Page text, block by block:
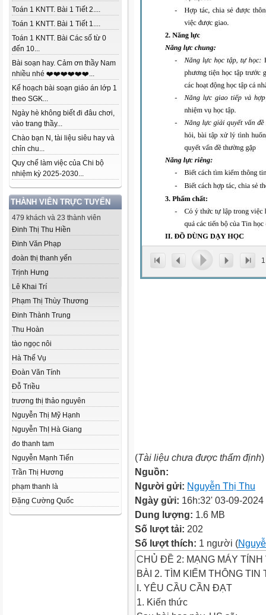
Toán 1 KNTT. Bài 1 Tiết 2....
Toán 1 KNTT. Bài 1 Tiết 1....
Toán 1 KNTT. Bài Các số từ 0
đến 10...
Bài soạn hay. Cảm ơn thầy Nam
nhiều nhé ❤️❤️❤️❤️❤️❤️...
Kế hoạch bài soạn giáo án lớp 1
theo SGK...
Ngày hè không biết đi đâu chơi,
vào trang thầy...
Chào bạn N, tài liệu siêu hay và
chỉn chu...
Quy chế làm việc của Chi bộ
nhiệm kỳ 2025-2030...
THÀNH VIÊN TRỰC TUYẾN
479 khách và 23 thành viên
Đinh Thị Thu Hiền
Đinh Văn Phạp
đoàn thị thanh yến
Trịnh Hưng
Lê Khai Trí
Phạm Thị Thùy Thương
Đinh Thành Trung
Thu Hoàn
tào ngọc nôi
Hà Thế Vụ
Đoàn Văn Tính
Đỗ Triều
trương thị thảo nguyên
Nguyễn Thị Mỹ Hạnh
Nguyễn ThỊ Hà Giang
đo thanh tam
Nguyễn Mạnh Tiến
Trần Thị Hương
phạm thanh là
Đặng Cường Quốc
1
(Tài liệu chưa được thẩm định)
Nguồn:
Người gửi: Nguyễn Thị Thu
Ngày gửi: 16h:32' 03-09-2024
Dung lượng: 1.6 MB
Số lượt tải: 202
Số lượt thích: 1 người (
CHỦ ĐỀ 2: MẠNG MÁY
BÀI 2. TÌM KIẾM THÔNG TIN
I. YÊU CẦU CẦN ĐẠT
1. Kiến thức